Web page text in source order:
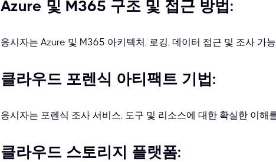
Azure 및 M365 구조 및 접근 방법:
응시자는 Azure 및 M365 아키텍처, 로깅, 데이터 접근 및 조사 가
클라우드 포렌식 아티팩트 기법:
응시자는 포렌식 조사 서비스, 도구 및 리소스에 대한 확실한 이해
클라우드 스토리지 플랫폼: